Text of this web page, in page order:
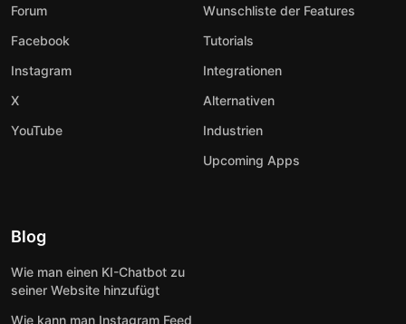
Forum
Facebook
Instagram
X
YouTube
Wunschliste der Features
Tutorials
Integrationen
Alternativen
Industrien
Upcoming Apps
Blog
Wie man einen KI-Chatbot zu
seiner Website hinzufügt
Wie kann man Instagram Feed